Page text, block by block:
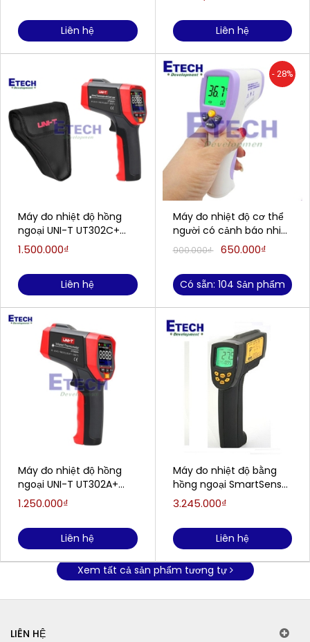
Liên hệ
Máy đo nhiệt độ hồng
ngoại UNI-T UT302C+
(-32~1100°C)
1.500.000₫
Liên hệ
Máy đo nhiệt độ hồng
ngoại UNI-T UT302A+
(-32~700°C)
1.250.000₫
Liên hệ
Liên hệ
- 28%
Máy đo nhiệt độ cơ thể
người có cảnh báo nhiệt
độ cao HT-860D (36 ~
100ºC(vật))
900.000₫ 650.000₫
Có sẵn: 104 Sản phẩm
Máy đo nhiệt độ bằng
hồng ngoại SmartSensor
AR862D+
3.245.000₫
Liên hệ
Xem tất cả sản phẩm tương tự
LIÊN HỆ